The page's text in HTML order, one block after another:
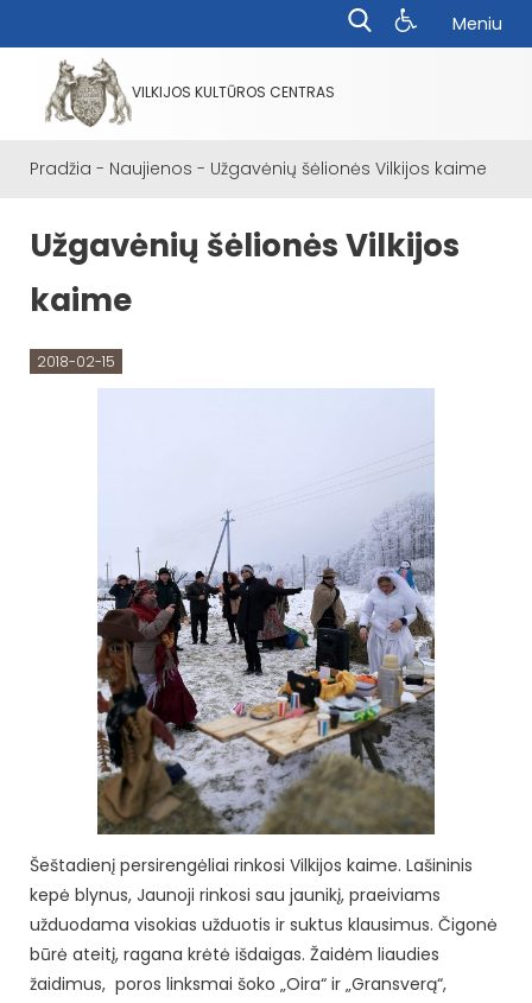
Meniu
VILKIJOS KULTŪROS CENTRAS
Pradžia - Naujienos - Užgavėnių šėlionės Vilkijos kaime
Užgavėnių šėlionės Vilkijos
kaime
2018-02-15
Šeštadienį persirengėliai rinkosi Vilkijos kaime. Lašininis
kepė blynus, Jaunoji rinkosi sau jaunikį, praeiviams
užduodama visokias užduotis ir suktus klausimus. Čigonė
būrė ateitį, ragana krėtė išdaigas. Žaidėm liaudies
žaidimus, poros linksmai šoko „Oira“ ir „Gransverą“,